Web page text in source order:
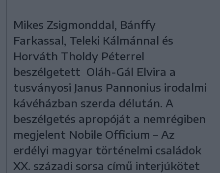
Mikes Zsigmonddal, Bánffy
Farkassal, Teleki Kálmánnal és
Horváth Tholdy Péterrel
beszélgetett Oláh-Gál Elvira a
tusványosi Janus Pannonius irodalmi
kávéházban szerda délután. A
beszélgetés apropóját a nemrégiben
megjelent Nobile Officium – Az
erdélyi magyar történelmi családok
XX. századi sorsa című interjúkötet